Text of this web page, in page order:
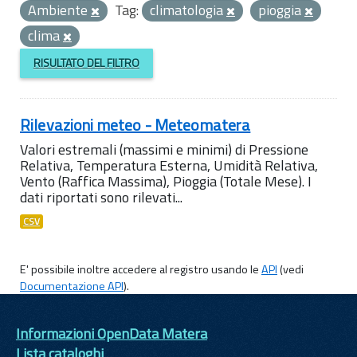
Ambiente
Tag: climatologia
pioggia
clima
RISULTATO DEL FILTRO
Rilevazioni meteo - Meteomatera
Valori estremali (massimi e minimi) di Pressione
Relativa, Temperatura Esterna, Umidità Relativa,
Vento (Raffica Massima), Pioggia (Totale Mese). I
dati riportati sono rilevati...
CSV
E' possibile inoltre accedere al registro usando leAPI(vedi
Documentazione API).
Informazioni OpenData Matera